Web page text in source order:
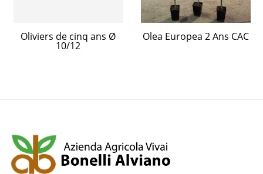
Oliviers de cinq ans Ø
10/12
Olea Europea 2 Ans CAC